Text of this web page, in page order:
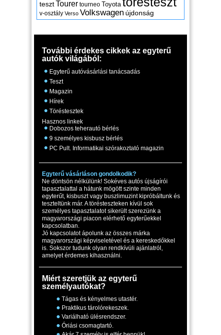
tesztTourer tourneo Toyota
v-osztály Verso Volkswagen újdonság
További érdekes cikkek az egyterű
autók világából:
Egyterű autóvásárlási tanácsadás
Teszt
Magazin
Hírek
Töréstesztek
Hasznos linkek
Dobozos teherautó bérlés
9 személyes kisbusz bérlés
PC Pult. Informatikai szórakoztató magazin
Egyterű vásárláson gondolkodik?
Ne döntsön nélkülünk! Sokéves autós újságírói
tapasztalattal a hátunk mögött szinte minden
egyterűt, kisbuszt vagy buszlimuzint kipróbáltunk és
teszteltünk már. A törésteszteken kívül sok
személyes tapasztalatot sikerült szerezünk a
magyarországi piacon elérhető egyterűekkel
kapcsolatban.
Jó kapcsolatot ápolunk az összes márka
magyarországi képviseletével és a kereskedőkkel
is. Sokszor tudunk olyan rendkívüli ajánlatról,
amelyet érdemes kihasználni.
Miért szeretjük az egyterű
személyautókat?
Tágas és kényelmes utastér.
Praktikus tárolórekeszek.
Variálható ülésrendszer.
Óriási csomagtartó.